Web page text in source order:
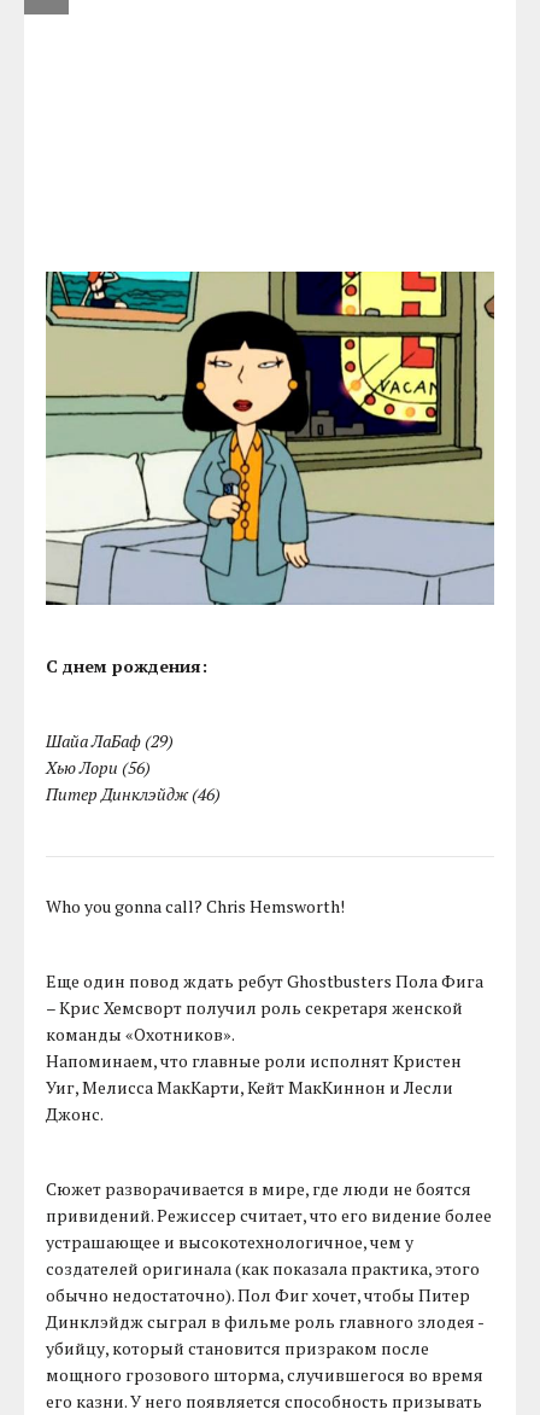
С днем рождения:
Шайа ЛаБаф (29)
Хью Лори (56)
Питер Динклэйдж (46)
Who you gonna call? Chris Hemsworth!
Еще один повод ждать ребут Ghostbusters Пола Фига
– Крис Хемсворт получил роль секретаря женской
команды «Охотников».
Напоминаем, что главные роли исполнят Кристен
Уиг, Мелисса МакКарти, Кейт МакКиннон и Лесли
Джонс.
Сюжет разворачивается в мире, где люди не боятся
привидений. Режиссер считает, что его видение более
устрашающее и высокотехнологичное, чем у
создателей оригинала (как показала практика, этого
обычно недостаточно). Пол Фиг хочет, чтобы Питер
Динклэйдж сыграл в фильме роль главного злодея -
убийцу, который становится призраком после
мощного грозового шторма, случившегося во время
его казни. У него появляется способность призывать